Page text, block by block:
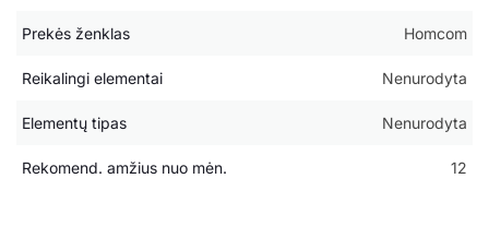
Prekės ženklas Homcom
Reikalingi elementai Nenurodyta
Elementų tipas Nenurodyta
Rekomend. amžius nuo mėn. 12